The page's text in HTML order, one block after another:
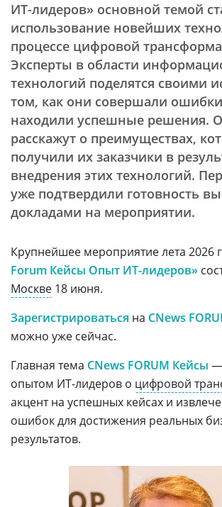
ИТ-лидеров» основной темой
использование новейших
процессе цифровой
Эксперты в области
технологий поделятся своими
том, как они совершали
находили успешные решения.
расскажут о преимуществах,
получили их заказчики в
внедрения этих технологий.
уже подтвердили готовность
докладами на мероприятии.
Крупнейшее мероприятие лета 2026
Forum Кейсы Опыт ИТ-лидеров»
Москве 18 июня.
Зарегистрироваться на CNews
можно уже сейчас.
Главная тема CNews FORUM Кейсы —
опытом ИТ-лидеров о цифровой
акцент на успешных кейсах и
ошибок для достижения реальных
результатов.